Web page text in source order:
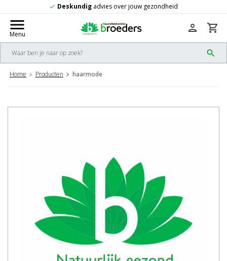
over jouw gezondheid
menu
Menu
search
person shopping_cart
Home Producten haarmode